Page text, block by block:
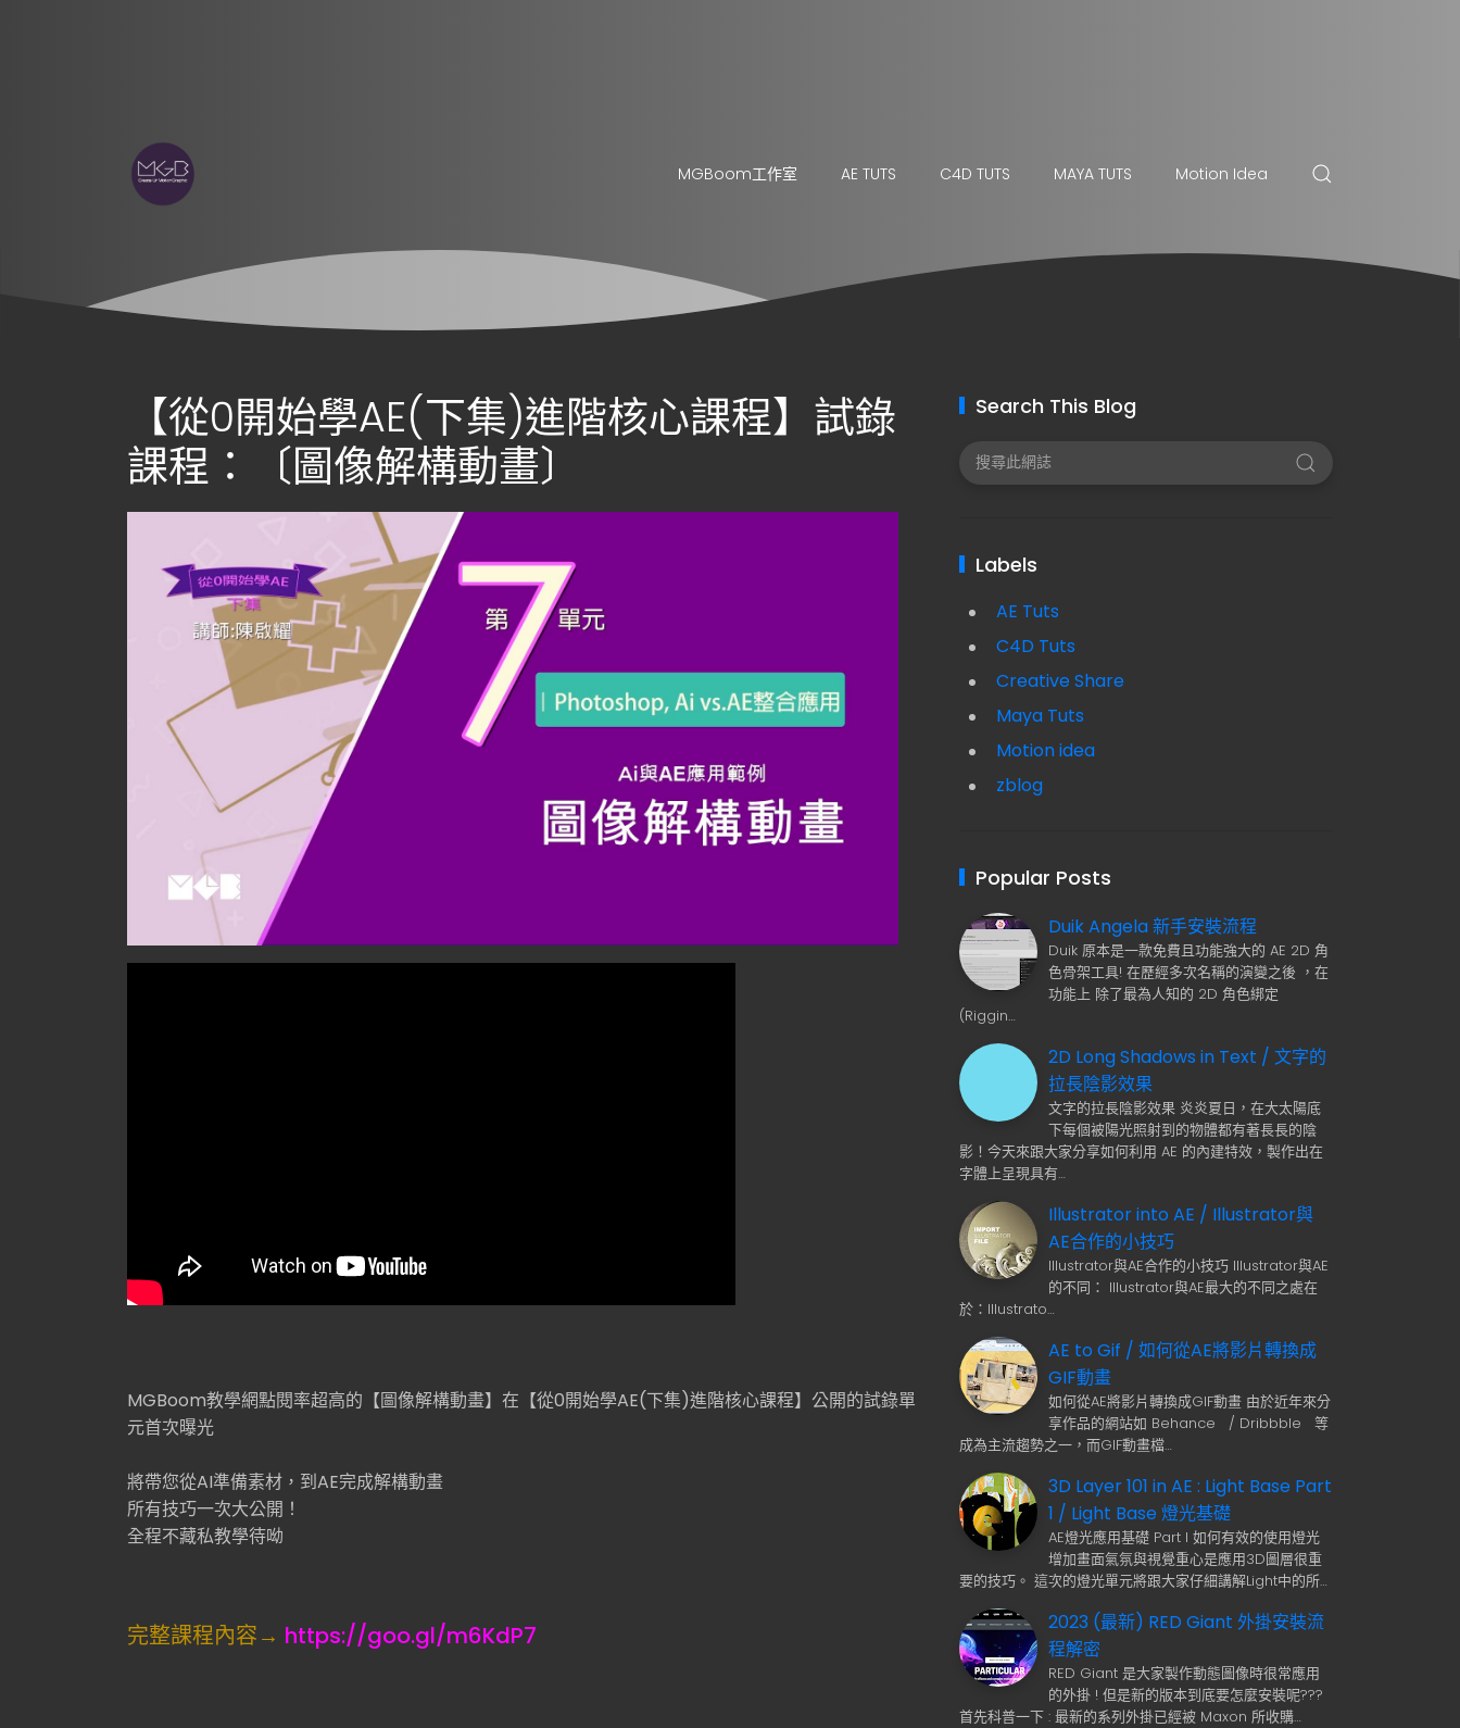
MGBoom工作室 AE TUTS C4D TUTS MAYA TUTS Motion Idea
【從0開始學AE(下集)進階核心課程】試錄
課程：〔圖像解構動畫〕
MGBoom教學網點閱率超高的【圖像解構動畫】在【從0開始學AE(下集)進階核心課程】公開的試錄單
元首次曝光
將帶您從AI準備素材，到AE完成解構動畫
所有技巧一次大公開！
全程不藏私教學待呦
完整課程內容→ https://goo.gl/m6KdP7
Search This Blog
Labels
AE Tuts
C4D Tuts
Creative Share
Maya Tuts
Motion idea
zblog
Popular Posts
Duik Angela 新手安裝流程
Duik 原本是一款免費且功能強大的 AE 2D 角
色骨架工具! 在歷經多次名稱的演變之後 ，在
功能上 除了最為人知的 2D 角色綁定
(Riggin…
2D Long Shadows in Text / 文字的
拉長陰影效果
文字的拉長陰影效果 炎炎夏日，在大太陽底
下每個被陽光照射到的物體都有著長長的陰
影！今天來跟大家分享如何利用 AE 的內建特效，製作出在
字體上呈現具有…
Illustrator into AE / Illustrator與
AE合作的小技巧
Illustrator與AE合作的小技巧 Illustrator與AE
的不同： Illustrator與AE最大的不同之處在
於：Illustrato…
AE to Gif / 如何從AE將影片轉換成
GIF動畫
如何從AE將影片轉換成GIF動畫 由於近年來分
享作品的網站如 Behance / Dribbble 等
成為主流趨勢之一，而GIF動畫檔…
3D Layer 101 in AE : Light Base Part
1 / Light Base 燈光基礎
AE燈光應用基礎 Part I 如何有效的使用燈光
增加畫面氣氛與視覺重心是應用3D圖層很重
要的技巧。 這次的燈光單元將跟大家仔細講解Light中的所…
2023 (最新) RED Giant 外掛安裝流
程解密
RED Giant 是大家製作動態圖像時很常應用
的外掛 ! 但是新的版本到底要怎麼安裝呢???
首先科普一下 : 最新的系列外掛已經被 Maxon 所收購…